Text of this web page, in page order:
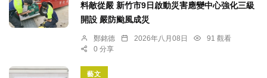
料敵從嚴 新竹市9日啟動災害應變中心強化三級
開設 嚴防颱風成災
鄭銘德 2026年八月08日
91 觀看
0 分享
藝文